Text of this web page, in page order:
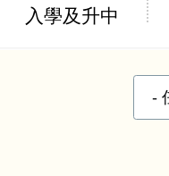
入學及升中